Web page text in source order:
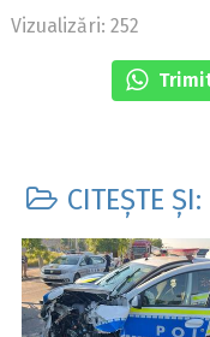
Vizualizări: 252
CITEȘTE ȘI: